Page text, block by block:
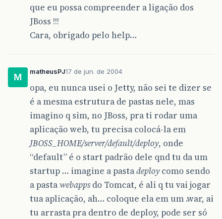
que eu possa compreender a ligação dos
JBoss !!!
Cara, obrigado pelo help…
M
matheusPJ17 de jun. de 2004
opa, eu nunca usei o Jetty, não sei te dizer se
é a mesma estrutura de pastas nele, mas
imagino q sim, no JBoss, pra ti rodar uma
aplicação web, tu precisa colocá-la em
JBOSS_HOME/server/default/deploy, onde
“default” é o start padrão dele qnd tu da um
startup … imagine a pastadeploycomo sendo
a pastawebappsdo Tomcat, é ali q tu vai jogar
tua aplicação, ah… coloque ela em um .war, ai
tu arrasta pra dentro de deploy, pode ser só